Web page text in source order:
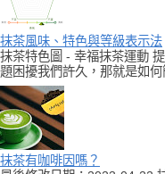
抹茶風味、特色與等級表示法
抹茶特色圖 - 幸福抹茶運動
題困擾我們許久，那就是如何
抹茶有咖啡因嗎？